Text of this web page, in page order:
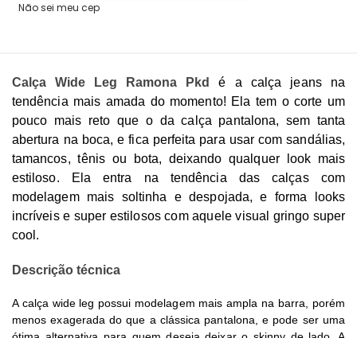
Não sei meu cep
Calça Wide Leg Ramona Pkdé a calça jeans na
tendência mais amada do momento! Ela tem o corte um
pouco mais reto que o da calça pantalona, sem tanta
abertura na boca, e fica perfeita para usar com sandálias,
tamancos, tênis ou bota, deixando qualquer look mais
estiloso. Ela entra na tendência das calças com
modelagem mais soltinha e despojada, e forma looks
incríveis e super estilosos com aquele visual gringo super
cool.
Descrição técnica
A calça wide leg possui modelagem mais ampla na barra, porém
menos exagerada do que a clássica pantalona, e pode ser uma